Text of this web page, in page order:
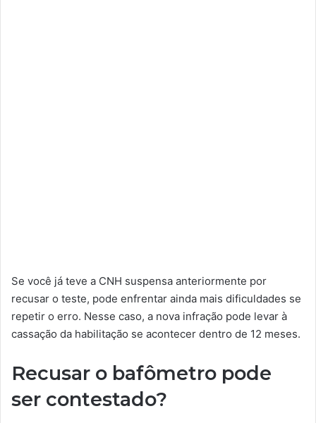
Se você já teve a CNH suspensa anteriormente por
recusar o teste, pode enfrentar ainda mais dificuldades se
repetir o erro. Nesse caso, a nova infração pode levar à
cassação da habilitação se acontecer dentro de 12 meses.
Recusar o bafômetro pode
ser contestado?